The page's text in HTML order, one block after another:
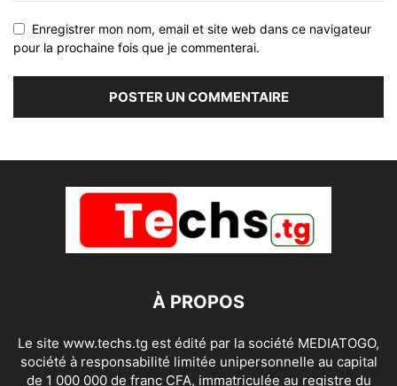
Enregistrer mon nom, email et site web dans ce navigateur
pour la prochaine fois que je commenterai.
À PROPOS
Le site www.techs.tg est édité par la société MEDIATOGO,
société à responsabilité limitée unipersonnelle au capital
de 1 000 000 de franc CFA, immatriculée au registre du